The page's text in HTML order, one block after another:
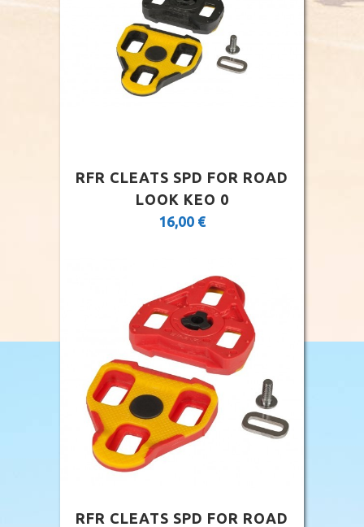
RFR CLEATS SPD FOR ROAD
LOOK KEO 0
16,00 €
RFR CLEATS SPD FOR ROAD